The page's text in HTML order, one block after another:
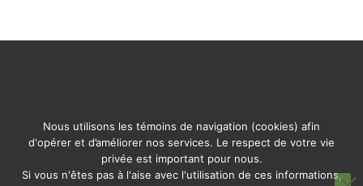
© 2026 Fondation Legs de nos Aïeux de Rémigny. Tous
Nous utilisons les témoins de navigation (cookies) afin
d'opérer et d’améliorer nos services. Le respect de votre vie
privée est important pour nous.
Si vous n'êtes pas à l'aise avec l'utilisation de ces informations,